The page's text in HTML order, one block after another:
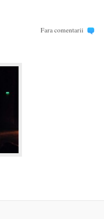
Fara comentarii